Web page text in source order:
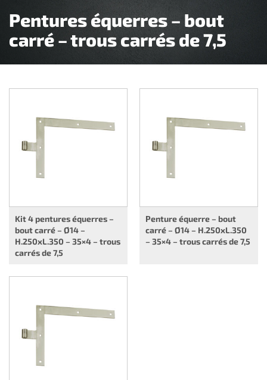
Pentures équerres – bout
carré – trous carrés de 7,5
Kit 4 pentures équerres –
bout carré – Ø14 –
H.250xL.350 – 35×4 – trous
carrés de 7,5
Penture équerre – bout
carré – Ø14 – H.250xL.350
– 35×4 – trous carrés de 7,5